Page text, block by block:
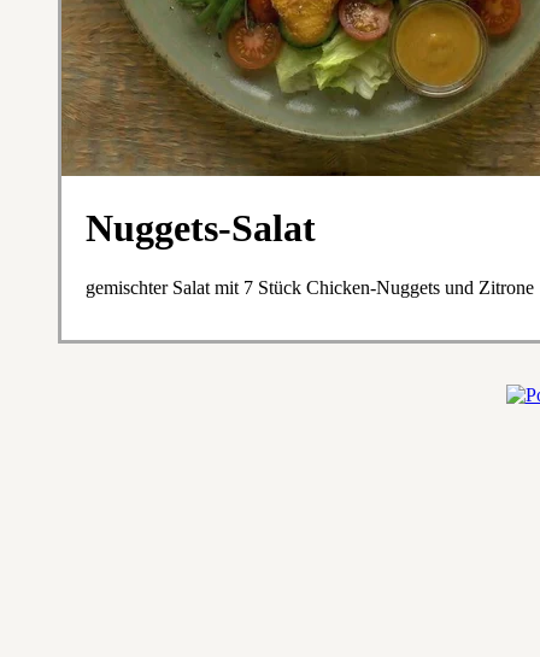
Nuggets-Salat
gemischter Salat mit 7 Stück Chicken-Nuggets und Zitrone